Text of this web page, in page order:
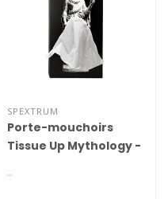
SPEXTRUM
Porte-mouchoirs
Tissue Up Mythology -
..